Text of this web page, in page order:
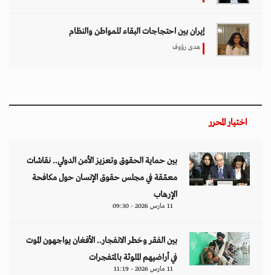
إيران بين احتجاجات البقاء للمواطن والنظام
هدى رؤوف
اختيار المحرر
بين حماية الحقوق وتعزيز الأمن الدولي.. نقاشات
معمّقة في مجلس حقوق الإنسان حول مكافحة
الإرهاب
11 مارس 2026 - 09:30
بين الفقر وخطر الانفجار.. الأفغان يواجهون الموت
في أراضيهم الملوثة بالمتفجرات
11 مارس 2026 - 11:19